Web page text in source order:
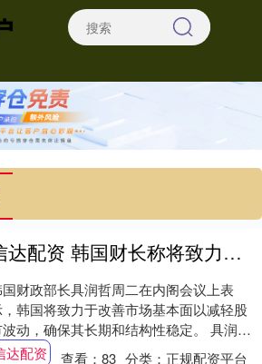
信达配资 韩国财长称将致力于改善股市结构和稳定性
财政部长具润哲周二在内阁会议上表
韩国将致力于改善市场基本面以减轻股
动，确保其长期和结构性稳定。 具润哲
，韩国近期出台了针对个股杠杆ETF的
达配资 查看：83 分类： 正规配资平台